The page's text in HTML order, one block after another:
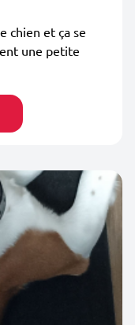
chien et ça se
une petite